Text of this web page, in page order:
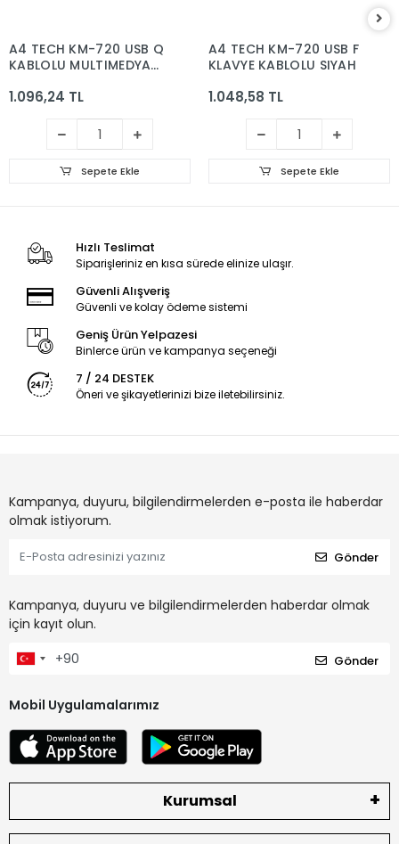
A4 TECH KM-720 USB Q
KABLOLU MULTIMEDYA
1.096,24 TL
Sepete Ekle
A4 TECH KM-720 USB F
KLAVYE KABLOLU SIYAH
1.048,58 TL
Sepete Ekle
Hızlı Teslimat
Siparişleriniz en kısa sürede elinize ulaşır.
Güvenli Alışveriş
Güvenli ve kolay ödeme sistemi
Geniş Ürün Yelpazesi
Binlerce ürün ve kampanya seçeneği
7 / 24 DESTEK
Öneri ve şikayetlerinizi bize iletebilirsiniz.
Kampanya, duyuru, bilgilendirmelerden e-posta ile haberdar
olmak istiyorum.
Gönder
Kampanya, duyuru ve bilgilendirmelerden haberdar olmak
için kayıt olun.
Gönder
Mobil Uygulamalarımız
Kurumsal